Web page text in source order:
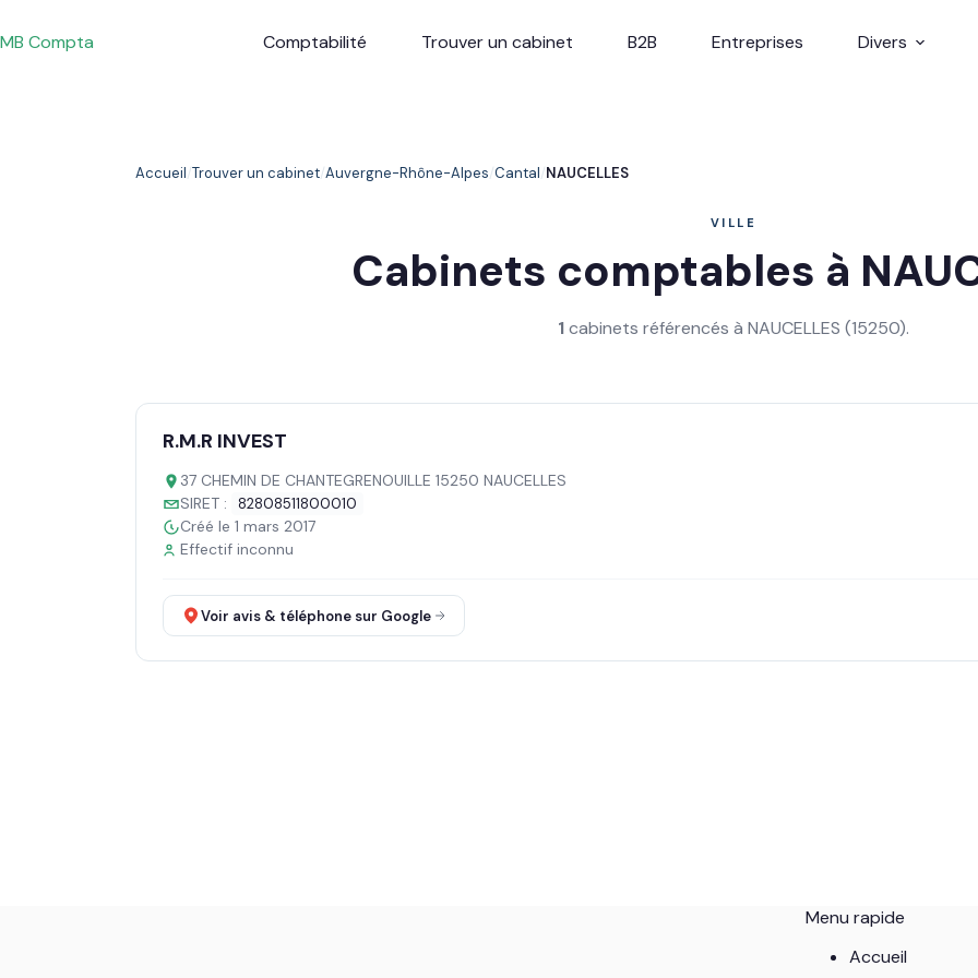
au
contenu
MB Compta Comptabilité Trouver un cabinet B2B Entreprises Divers
Accueil Trouver un cabinet Auvergne-Rhône-Alpes Cantal NAUCELLES
VILLE
Cabinets comptables à
1cabinets référencés à NAUCELLES (15250).
R.M.R INVEST
37 CHEMIN DE CHANTEGRENOUILLE 15250 NAUCELLES
SIRET :
82808511800010
Créé le 1 mars 2017
Effectif inconnu
Voir avis & téléphone sur Google
Menu rapide
Accueil